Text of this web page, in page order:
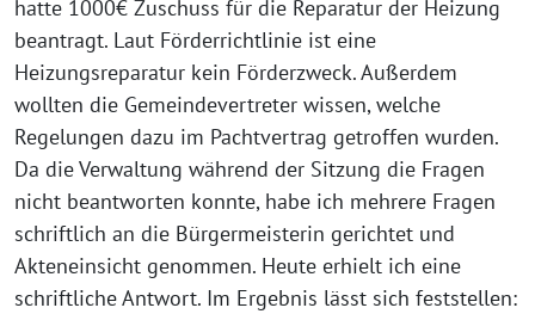
hatte 1000€ Zuschuss für die Reparatur der Heizung
beantragt. Laut Förderrichtlinie ist eine
Heizungsreparatur kein Förderzweck. Außerdem
wollten die Gemeindevertreter wissen, welche
Regelungen dazu im Pachtvertrag getroffen wurden.
Da die Verwaltung während der Sitzung die Fragen
nicht beantworten konnte, habe ich mehrere Fragen
schriftlich an die Bürgermeisterin gerichtet und
Akteneinsicht genommen. Heute erhielt ich eine
schriftliche Antwort. Im Ergebnis lässt sich feststellen: